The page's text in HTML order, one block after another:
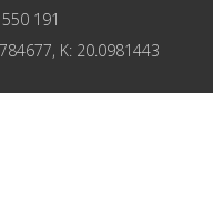
191
K: 20.0981443